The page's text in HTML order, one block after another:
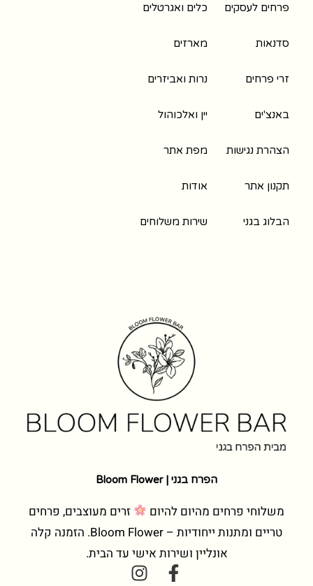
הפרח בגני | Bloom Flower
משלוחי פרחים מהיום להיום
זרים מעוצבים, פרחים
טריים ומתנות ייחודיות – Bloom Flower. הזמנה קלה
אונליין ושירות אישי עד הבית.
פרחים לעסקים
סדנאות
זרי פרחים
באנצ'ים
הצהרת נגישות
תקנון אתר
הבלוג בגני
כלים ואגרטלים
מארזים
נרות ואביזרים
יין ואלכוהול
מפת אתר
אודות
שירות משלוחים